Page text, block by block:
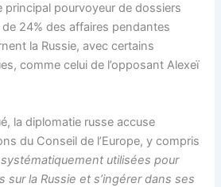
principal pourvoyeur de dossiers
24% des affaires pendantes
la Russie, avec certains
comme celui de l’opposant Alexeï
la diplomatie russe accuse
du Conseil de l’Europe, y compris
systématiquement utilisées pour
la Russie et s’ingérer dans ses